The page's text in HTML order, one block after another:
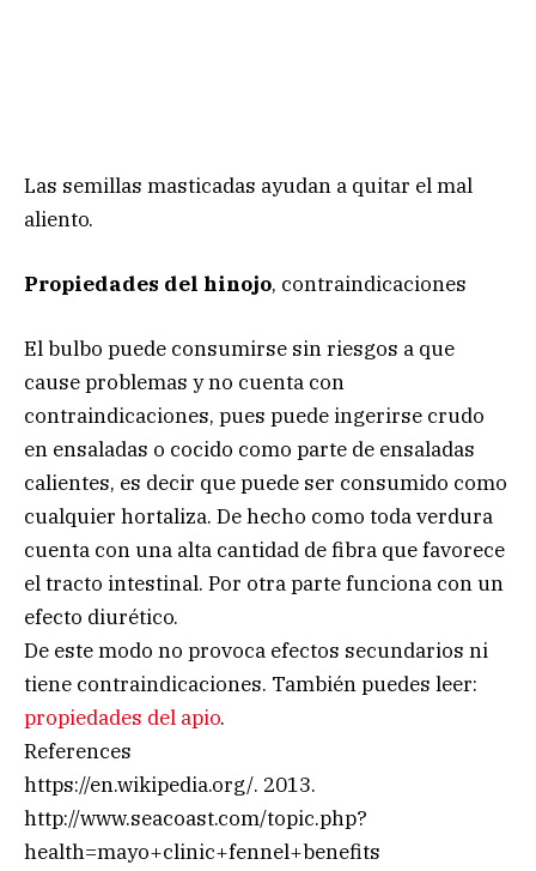
Las semillas masticadas ayudan a quitar el mal
aliento.
Propiedades del hinojo, contraindicaciones
El bulbo puede consumirse sin riesgos a que
cause problemas y no cuenta con
contraindicaciones, pues puede ingerirse crudo
en ensaladas o cocido como parte de ensaladas
calientes, es decir que puede ser consumido como
cualquier hortaliza. De hecho como toda verdura
cuenta con una alta cantidad de fibra que favorece
el tracto intestinal. Por otra parte funciona con un
efecto diurético.
De este modo no provoca efectos secundarios ni
tiene contraindicaciones. También puedes leer:
propiedades del apio.
References
https://en.wikipedia.org/. 2013.
http://www.seacoast.com/topic.php?
health=mayo+clinic+fennel+benefits